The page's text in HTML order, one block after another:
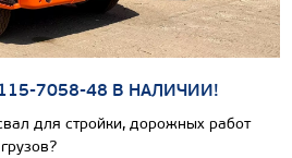
7058-48 В НАЛИЧИИ!
для стройки, дорожных работ